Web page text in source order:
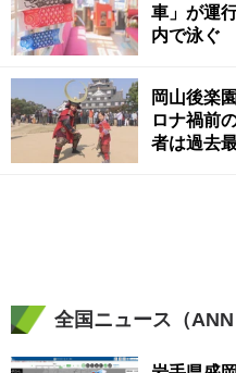
車」が運
内で泳ぐ
岡山後楽
ロナ禍前
者は過去
全国ニュース（ANN